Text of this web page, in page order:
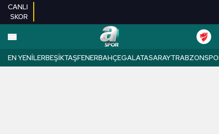
CANLI
SKOR
EN YENILERBEŞIKTAŞFENERBAHÇEGALATASARAY